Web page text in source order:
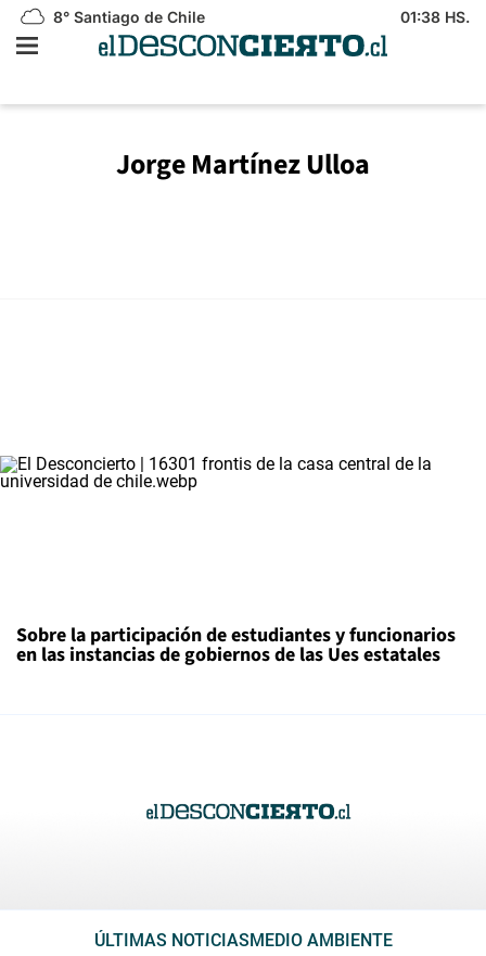
8° Santiago de Chile 01:38 HS.
Jorge Martínez Ulloa
Sobre la participación de estudiantes y funcionarios
en las instancias de gobiernos de las Ues estatales
ÚLTIMAS NOTICIASMEDIO AMBIENTE